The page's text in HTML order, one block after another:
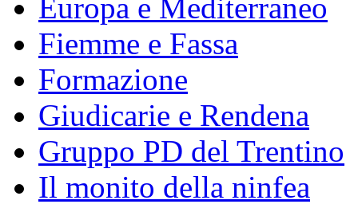
Europa e Mediterraneo
Fiemme e Fassa
Formazione
Giudicarie e Rendena
Gruppo PD del Trentino
Il monito della ninfea